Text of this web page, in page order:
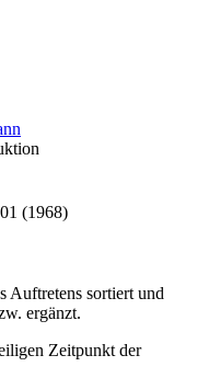
(1968)
Auftretens sortiert und
ergänzt.
Zeitpunkt der